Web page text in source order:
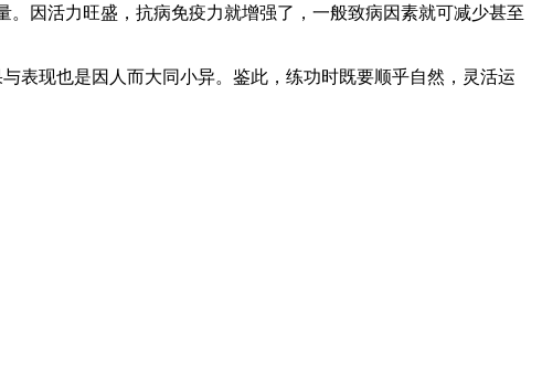
因活力旺盛，抗病免疫力就增强了，一般致病因素就可减少甚至
表现也是因人而大同小异。鉴此，练功时既要顺乎自然，灵活运